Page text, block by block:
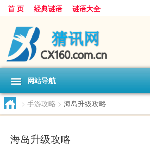
首 页 经典谜语 谜语大全
网站导航
> 手游攻略 > 海岛升级攻略
海岛升级攻略